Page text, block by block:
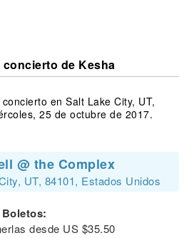
concierto de Kesha
en Salt Lake City, UT,
25 de octubre de 2017.
@ the Complex
UT, 84101, Estados Unidos
Boletos:
desde US $35.50